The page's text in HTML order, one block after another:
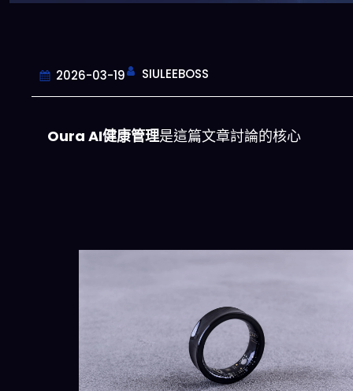
2026-03-19 SIULEEBOSS
Oura AI健康管理是這篇文章討論的核心